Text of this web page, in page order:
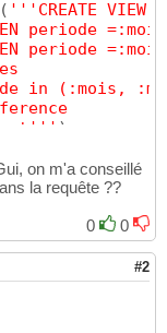
( '' 'CREATE
periode
periode
in (:mois,
'' )
(":mois_ant",
=
select
on m'a conseillé
la requête ??
0
0
#2